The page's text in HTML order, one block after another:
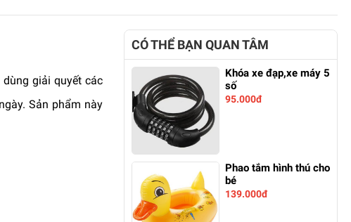
giải quyết các
Sản phẩm này
CÓ THỂ BẠN QUAN TÂM
Khóa xe đạp,xe máy 5
số
95.000đ
Phao tắm hình thú cho
bé
139.000đ